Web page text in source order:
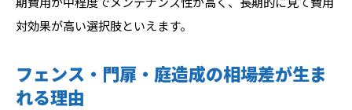
対効果が高い選択肢といえます。
フェンス・門扉・庭造成の相場差が生ま
れる理由